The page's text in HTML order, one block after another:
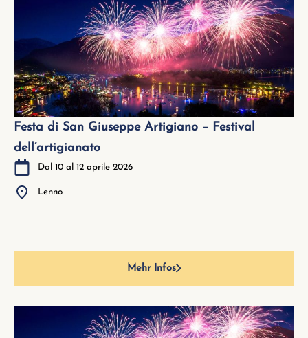
Festa di San Giuseppe Artigiano – Festival
dell’artigianato
Dal 10 al 12 aprile 2026
Lenno
Mehr Infos